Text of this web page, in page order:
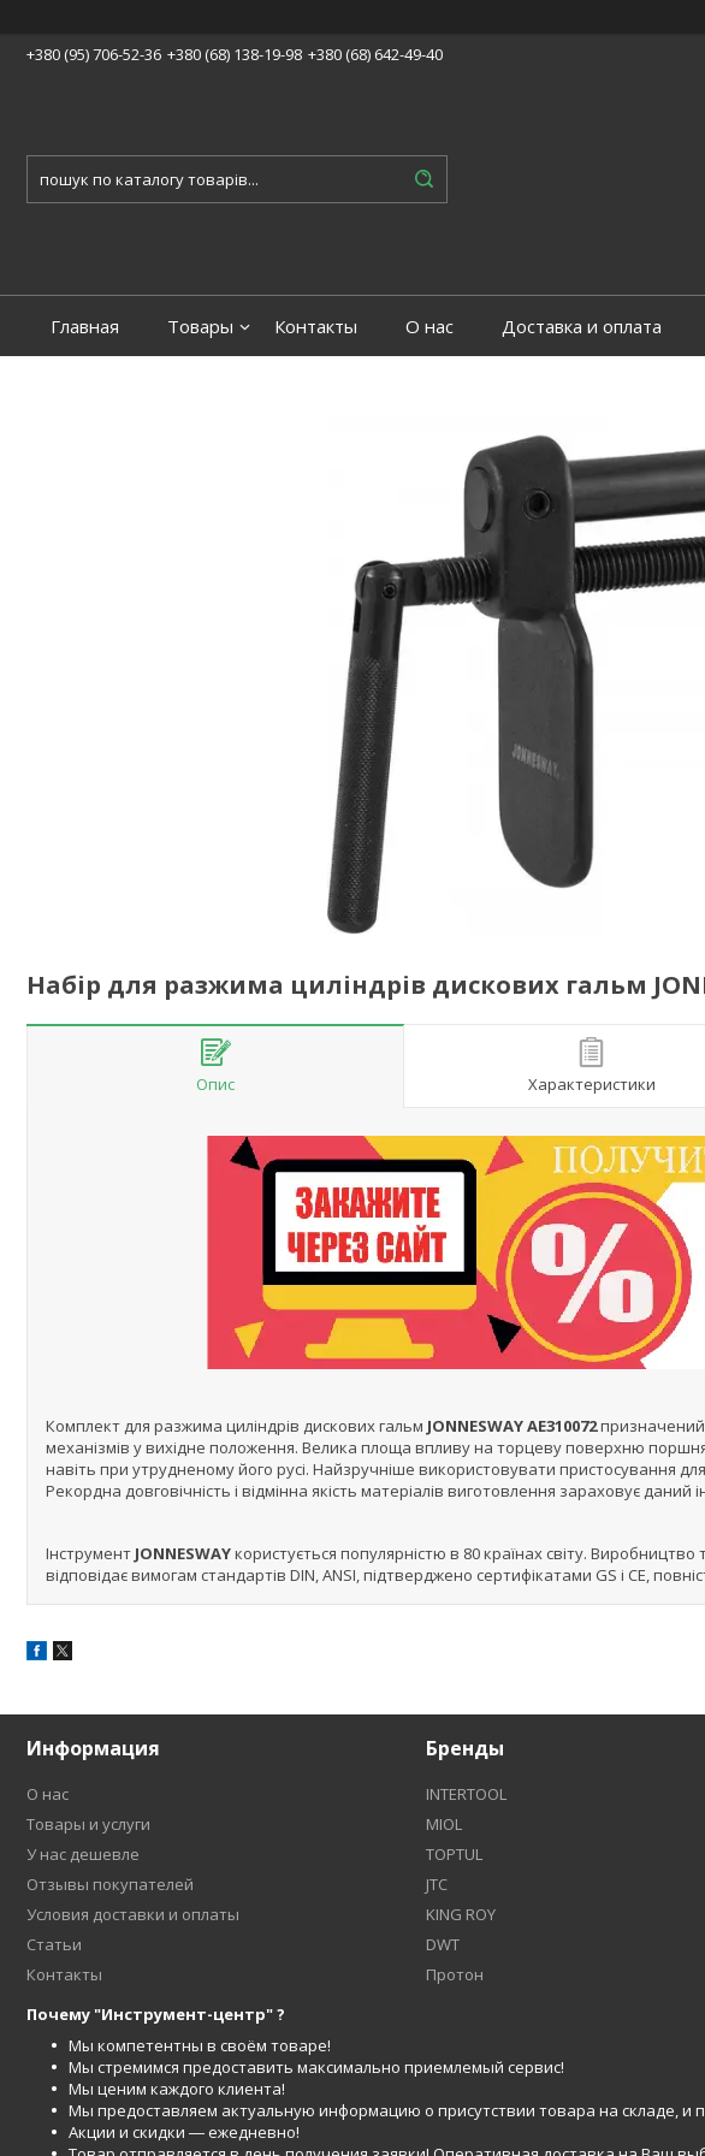
+380 (95) 706-52-36 +380 (68) 138-19-98 +380 (68) 642-49-40
Главная Товары Контакты О нас Доставка и оплата
Набір для разжима циліндрів дискових гальм
Опис Характеристики
Комплект для разжима циліндрів дискових гальм JONNESWAY AE310072призначений
механізмів у вихідне положення. Велика площа впливу на торцеву поверхню
навіть при утрудненому його русі. Найзручніше використовувати пристосування
Рекордна довговічність і відмінна якість матеріалів виготовлення зараховує даний
Інструмент JONNESWAYкористується популярністю в 80 країнах світу. Виробництво
відповідає вимогам стандартів DIN, ANSI, підтверджено сертифікатами GS і СЕ,
Информация
О нас
Товары и услуги
У нас дешевле
Отзывы покупателей
Условия доставки и оплаты
Статьи
Контакты
Бренды
INTERTOOL
MIOL
TOPTUL
JTC
KING ROY
DWT
Протон
Почему "Инструмент-центр" ?
Мы компетентны в своём товаре!
Мы стремимся предоставить максимально приемлемый сервис!
Мы ценим каждого клиента!
Мы предоставляем актуальную информацию о присутствии товара на складе, и
Акции и скидки ― ежедневно!